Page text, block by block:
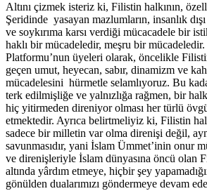
Altını çizmek isteriz ki, Filistin halkının,
Şeridinde yasayan mazlumların, insanlık
ve soykırıma karsı verdiği mücacadele bir
haklı bir mücadeledir, meşru bir
Platformu’nun üyeleri olarak, öncelikle
geçen umut, heyecan, sabır, dinamizm ve
mücadelesini hürmetle selamlıyoruz. Bu
terk edilmişliğe ve yalnızlığa rağmen, bir
hiç yitirmeden direniyor olması her türlü
etmektedir. Ayrıca belirtmeliyiz ki, Filistin
sadece bir milletin var olma direnişi değil,
savunmasıdır, yani İslam Ümmet’inin onur
ve direnişleriyle İslam dünyasına öncü olan
altında yârdım etmeye, hiçbir şey
gönülden dualarımızı göndermeye devam